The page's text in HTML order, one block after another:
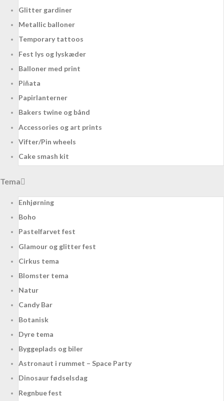
Glitter gardiner
Metallic balloner
Temporary tattoos
Fest lys og lyskæder
Balloner med print
Piñata
Papirlanterner
Bakers twine og bånd
Accessories og art prints
Vifter/Pin wheels
Cake smash kit
Tema
Enhjørning
Boho
Pastelfarvet fest
Glamour og glitter fest
Cirkus tema
Blomster tema
Natur
Candy Bar
Botanisk
Dyre tema
Byggeplads og biler
Astronaut i rummet – Space Party
Dinosaur fødselsdag
Regnbue fest